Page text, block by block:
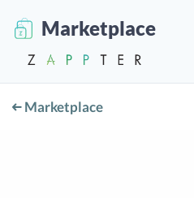
Marketplace
Marketplace